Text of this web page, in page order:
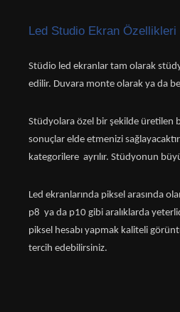
Led Studio Ekran Özellikleri
Stüdio led ekranlar tam olarak
edilir. Duvara monte olarak ya da
Stüdyolara özel bir şekilde üretilen
sonuçlar elde etmenizi
kategorilere ayrılır. Stüdyonun
Led ekranlarında piksel arasında
p8 ya da p10 gibi aralıklarda
piksel hesabı yapmak kaliteli
tercih edebilirsiniz.